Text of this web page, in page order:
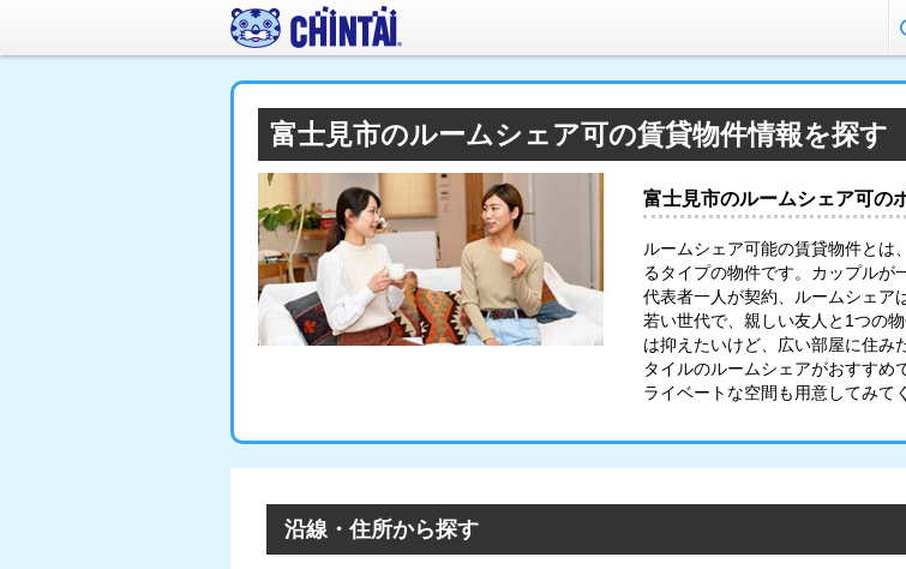
富士見市のルームシェア可の賃貸物件情報を探す
富士見市のルームシェア可の
ルームシェア可能の賃貸物件とは
るタイプの物件です。カップルが
代表者一人が契約、ルームシェア
若い世代で、親しい友人と1つの
は抑えたいけど、広い部屋に住み
タイルのルームシェアがおすすめ
ライベートな空間も用意してみて
沿線・住所から探す